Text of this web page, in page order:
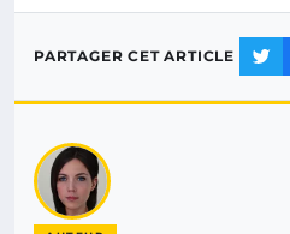
PARTAGER CET ARTICLE